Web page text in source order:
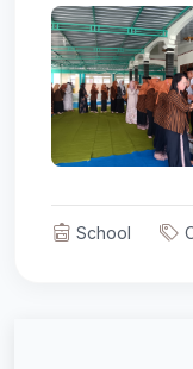
School